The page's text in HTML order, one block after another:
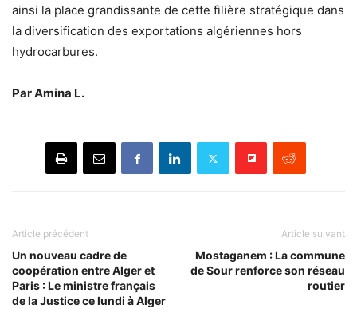
ainsi la place grandissante de cette filière stratégique dans
la diversification des exportations algériennes hors
hydrocarbures.
Par Amina L.
Article précédent
Un nouveau cadre de
coopération entre Alger et
Paris : Le ministre français
de la Justice ce lundi à Alger
Article suivant
Mostaganem : La commune
de Sour renforce son réseau
routier